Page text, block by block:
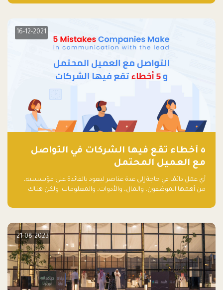
مشاركاً من أبرز صناديق رأس المال الجريء وممثلي المؤسسات
16-12-2021
٥ أخطاء تقع فيها الشركات في التواصل
مع العميل المحتمل
أي عمل دائمًا في حاجة إلى عدة عناصر ليعود بالفائدة على مؤسسيه،
من أهمها الموظفون، والمال، والأدوات، والمعلومات. ولكن هناك
أساسه ذلك العمل.
21-08-2023